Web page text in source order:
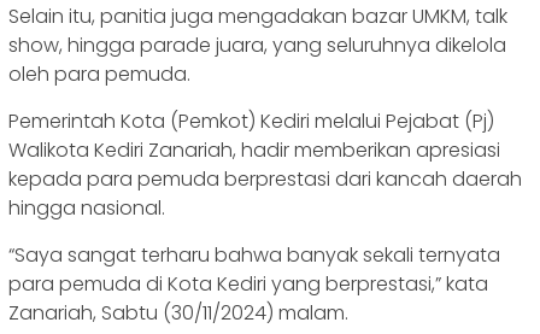
Selain itu, panitia juga mengadakan bazar UMKM, talk
show, hingga parade juara, yang seluruhnya dikelola
oleh para pemuda.
Pemerintah Kota (Pemkot) Kediri melalui Pejabat (Pj)
Walikota Kediri Zanariah, hadir memberikan apresiasi
kepada para pemuda berprestasi dari kancah daerah
hingga nasional.
“Saya sangat terharu bahwa banyak sekali ternyata
para pemuda di Kota Kediri yang berprestasi,” kata
Zanariah, Sabtu (30/11/2024) malam.